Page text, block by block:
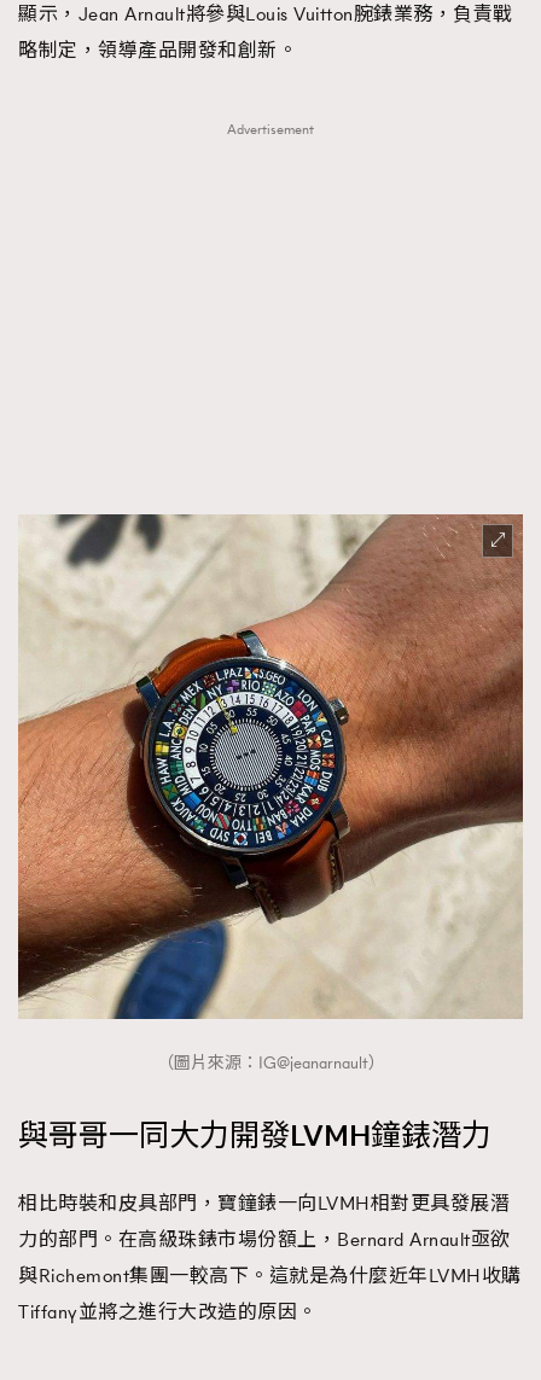
AFrenchMind
DressLikeAParisienne
EmpowerF
FashionWeek FigaroAesthetic
顯示，Jean Arnault將參與Louis Vuitton腕錶業務，負責戰
略制定，領導產品開發和創新。
Advertisement
（圖片來源：IG@jeanarnault）
與哥哥一同大力開發LVMH鐘錶潛力
相比時裝和皮具部門，寶鐘錶一向LVMH相對更具發展潛
力的部門。在高級珠錶市場份額上，Bernard Arnault亟欲
與Richemont集團一較高下。這就是為什麼近年LVMH收購
Tiffany並將之進行大改造的原因。